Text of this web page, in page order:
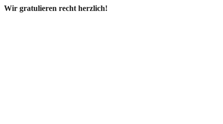
Wir gratulieren recht herzlich!